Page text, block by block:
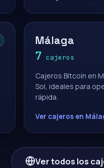
Málaga
7 cajeros
Cajeros Bitcoin en
Sol, ideales para
rápida.
Ver cajeros en
Ver todos los